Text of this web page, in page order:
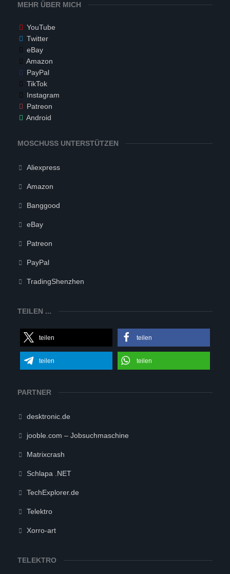
MEHR ÜBER MICH
YouTube
Twitter
eBay
Amazon
PayPal
TikTok
Instagram
Patreon
Android
MOSCHUSS UNTERSTÜTZEN
Aliexpress
Amazon
Banggood
eBay
Patreon
PayPal
TradingShenzhen
TEILEN ...
teilen teilen
teilen teilen
PARTNER
desktronic.de
jooble.com – Jobsuchmaschine
Matrixcrash
Schlapa .NET
TechExplorer.de
Telektro
Xorro-art
TELEKTRO